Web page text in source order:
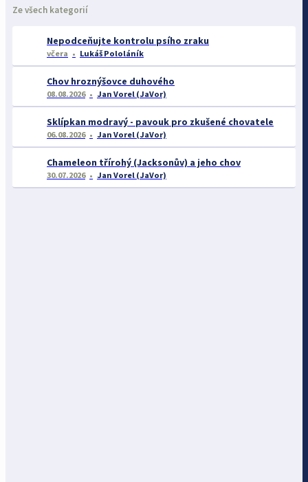
Ze všech kategorií
Nepodceňujte kontrolu psího zraku
včera Lukáš Pololáník
Chov hroznýšovce duhového
08.08.2026 Jan Vorel (JaVor)
Sklípkan modravý - pavouk pro zkušené chovatele
06.08.2026 Jan Vorel (JaVor)
Chameleon třírohý (Jacksonův) a jeho chov
30.07.2026 Jan Vorel (JaVor)